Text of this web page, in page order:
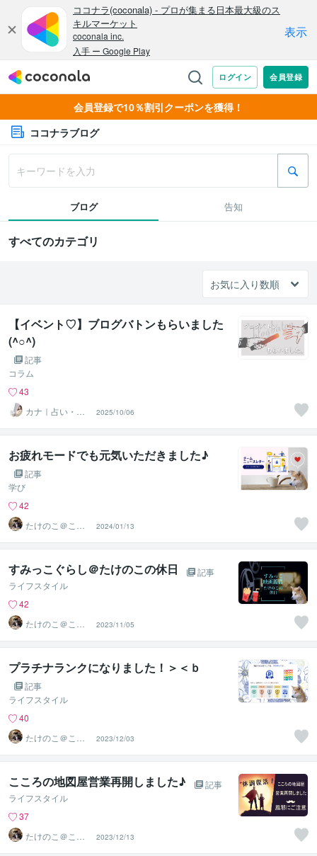
会員登録で10％割引クーポンを獲得！
ココナラブログ
ブログ 告知
すべてのカテゴリ
【イベント♡】ブログバトンもらいました
(^○^)
記事
コラム
43
カナ｜占い・ス
ピ系専門制作代
行
2025/10/06
お疲れモードでも元気いただきました♪
記事
学び
42
たけのこ＠ここ
ろの地図屋
2024/01/13
すみっこぐらし＠たけのこの休日
記事
ライフスタイル
42
たけのこ＠ここ
ろの地図屋
2023/11/05
プラチナランクになりました！＞＜ｂ
記事
ライフスタイル
40
たけのこ＠ここ
ろの地図屋
2023/12/03
こころの地図屋営業再開しました♪
記事
ライフスタイル
37
たけのこ＠ここ
ろの地図屋
2023/12/13